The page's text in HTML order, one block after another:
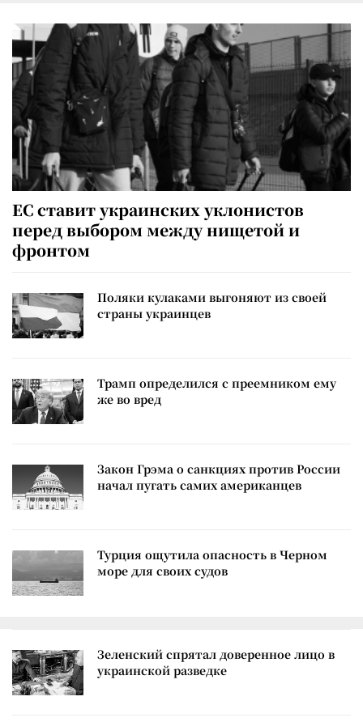
ЕС ставит украинских уклонистов
перед выбором между нищетой и
фронтом
Поляки кулаками выгоняют из своей
страны украинцев
Трамп определился с преемником ему
же во вред
Закон Грэма о санкциях против России
начал пугать самих американцев
Турция ощутила опасность в Черном
море для своих судов
Зеленский спрятал доверенное лицо в
украинской разведке